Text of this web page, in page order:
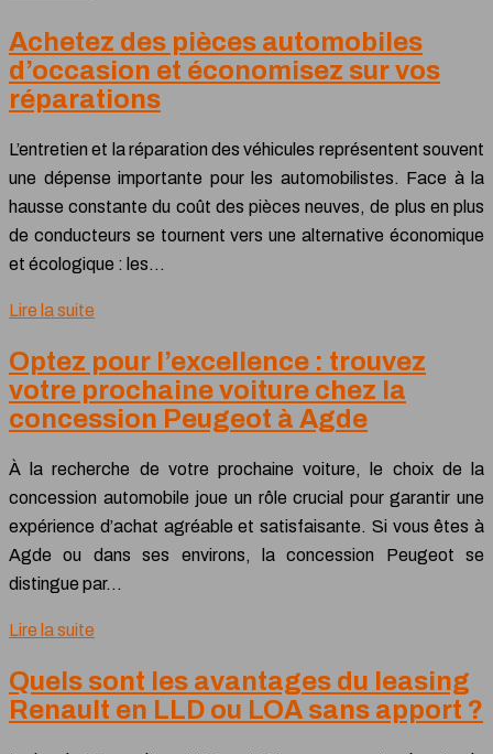
Achetez des pièces automobiles
d’occasion et économisez sur vos
réparations
L’entretien et la réparation des véhicules représentent souvent
une dépense importante pour les automobilistes. Face à la
hausse constante du coût des pièces neuves, de plus en plus
de conducteurs se tournent vers une alternative économique
et écologique : les…
Lire la suite
Optez pour l’excellence : trouvez
votre prochaine voiture chez la
concession Peugeot à Agde
À la recherche de votre prochaine voiture, le choix de la
concession automobile joue un rôle crucial pour garantir une
expérience d’achat agréable et satisfaisante. Si vous êtes à
Agde ou dans ses environs, la concession Peugeot se
distingue par…
Lire la suite
Quels sont les avantages du leasing
Renault en LLD ou LOA sans apport ?